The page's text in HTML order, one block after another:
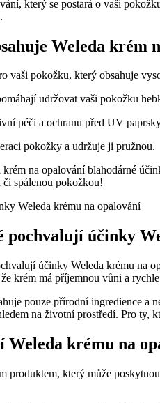
který se postará o vaši
Weleda krém
vaši pokožku, který obsahuje
udržovat vaši pokožku
péči a ochranu před UV
pokožky a udržuje ji pružnou.
na opalování blahodárné
či spálenou pokožkou!
pochvalují účinky
účinky Weleda krému na
krém má příjemnou vůni a
pouze přírodní ingredience a
na životní prostředí. Pro
krému na
produktem, který může